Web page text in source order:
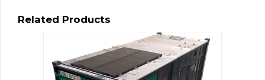
Related Products